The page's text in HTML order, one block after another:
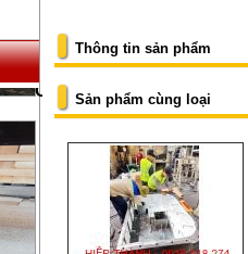
Thông tin sản phẩm
Sản phẩm cùng loại